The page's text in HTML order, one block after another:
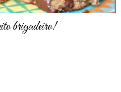
brigadeiro!